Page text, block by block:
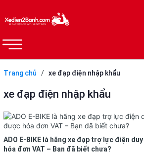
Trang chủ / xe đạp điện nhập khẩu
xe đạp điện nhập khẩu
ADO E-BIKE là hãng xe đạp trợ lực điện
hóa đơn VAT – Bạn đã biết chưa?